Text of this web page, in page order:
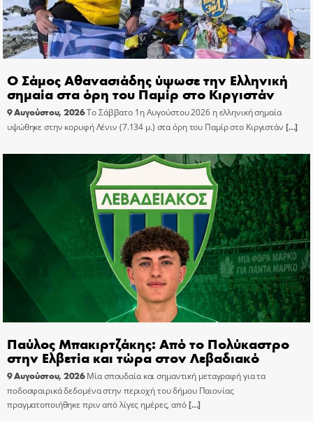
Ο Σάμος Αθανασιάδης ύψωσε την Ελληνική
σημαία στα όρη του Παμίρ στο Κιργιστάν
9 Αυγούστου, 2026Το Σάββατο 1η Αυγούστου 2026 η ελληνική σημαία
υψώθηκε στην κορυφή Λένιν (7.134 μ.) στα όρη του Παμίρ στο Κιργιστάν […]
Παύλος Μπακιρτζάκης: Από το Πολύκαστρο
στην Ελβετία και τώρα στον Λεβαδιακό
9 Αυγούστου, 2026 Μία σπουδαία και σημαντική μεταγραφή για τα
ποδοσφαιρικά δεδομένα στην περιοχή του δήμου Παιονίας
πραγματοποιήθηκε πριν από λίγες ημέρες, από[…]